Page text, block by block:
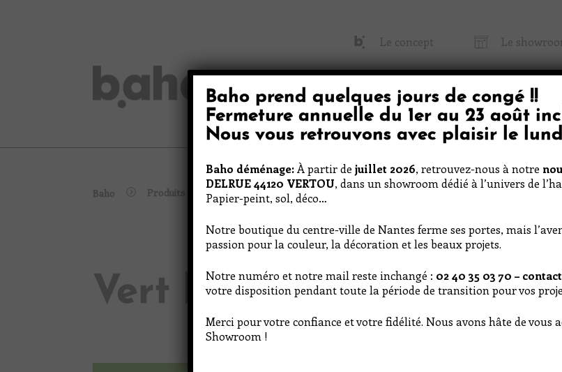
Le concept Le
Peinture Baho Papier Peint & Tissu
Baho Produits Vert brin d’herbe
Vert brin d’herbe
Baho prend quelques jours de congé!!
Fermeture annuelle du 1er au 23 août
Nous vous retrouvons avec plaisir le
Baho déménage:À partir de juillet 2026, retrouvez-nous à notre
DELRUE 44120 VERTOU, dans un showroom dédié à l’univers de
Papier-peint, sol, déco…
Notre boutique du centre-ville de Nantes ferme ses portes, mais
passion pour la couleur, la décoration et les beaux projets.
Notre numéro et notre mail reste inchangé : 02 40 35 03 70 –
votre disposition pendant toute la période de transition pour vos
Merci pour votre confiance et votre fidélité. Nous avons hâte de vous
Showroom !